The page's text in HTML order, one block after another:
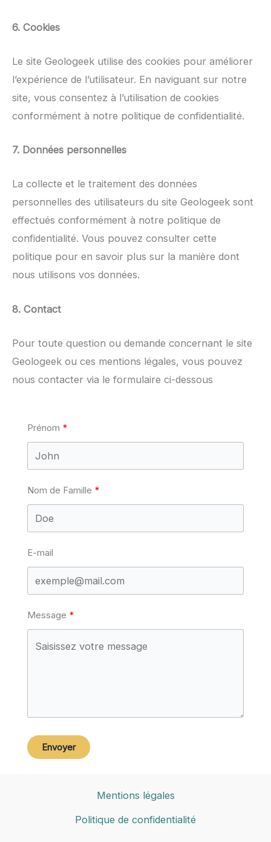
6. Cookies
Le site Geologeek utilise des cookies pour améliorer
l’expérience de l’utilisateur. En naviguant sur notre
site, vous consentez à l’utilisation de cookies
conformément à notre politique de confidentialité.
7. Données personnelles
La collecte et le traitement des données
personnelles des utilisateurs du site Geologeek sont
effectués conformément à notre politique de
confidentialité. Vous pouvez consulter cette
politique pour en savoir plus sur la manière dont
nous utilisons vos données.
8. Contact
Pour toute question ou demande concernant le site
Geologeek ou ces mentions légales, vous pouvez
nous contacter via le formulaire ci-dessous
Prénom
Nom de Famille
E-mail
Message
Envoyer
Mentions légales
Politique de confidentialité